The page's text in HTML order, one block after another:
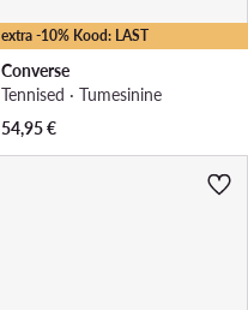
extra -10% Kood: LAST
Converse
Tennised · Tumesinine
54,95€